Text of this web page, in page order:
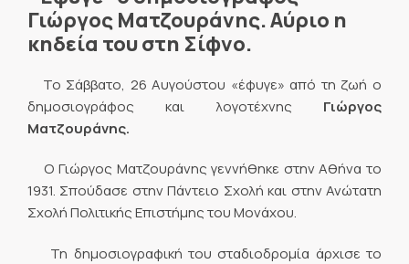
Γιώργος Ματζουράνης. Αύριο η
κηδεία του στη Σίφνο.
Το Σάββατο, 26 Αυγούστου «έφυγε» από τη ζωή ο
δημοσιογράφος και λογοτέχνης Γιώργος
Ματζουράνης.
Ο Γιώργος Ματζουράνης γεννήθηκε στην Αθήνα το
1931. Σπούδασε στην Πάντειο Σχολή και στην Ανώτατη
Σχολή Πολιτικής Επιστήμης του Μονάχου.
Τη δημοσιογραφική του σταδιοδρομία άρχισε το